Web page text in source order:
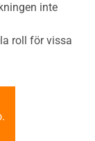
inte
roll för vissa